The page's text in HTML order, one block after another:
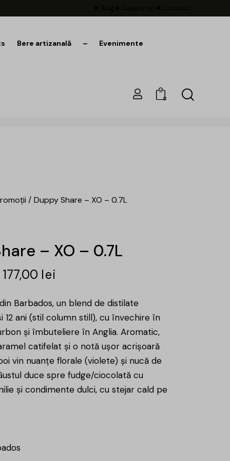
Bere artizanală – Evenimente
0
Duppy Share – XO – 0.7L
– XO – 0.7L
177,00 lei
Barbados, un blend de distilate
12 ani (stil column still), cu învechire în
și îmbuteliere în Anglia. Aromatic,
catifelat și o notă ușor acrișoară
vin nuanțe florale (violete) și nucă de
duce spre fudge/ciocolată cu
și condimente dulci, cu stejar cald pe